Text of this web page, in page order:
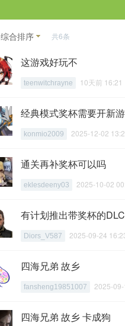
综合排序 共6条
这游戏好玩不
teenwitchrayne 10天前
经典模式奖杯需要开新
konmio2009 2025-12-02
通关再补奖杯可以吗
eklesdeeny03 2025-10-02
有计划推出带奖杯的
Diors_V587 2025-09-24
四海兄弟 故乡
fansheng19851007 2025-
四海兄弟 故乡 卡成狗